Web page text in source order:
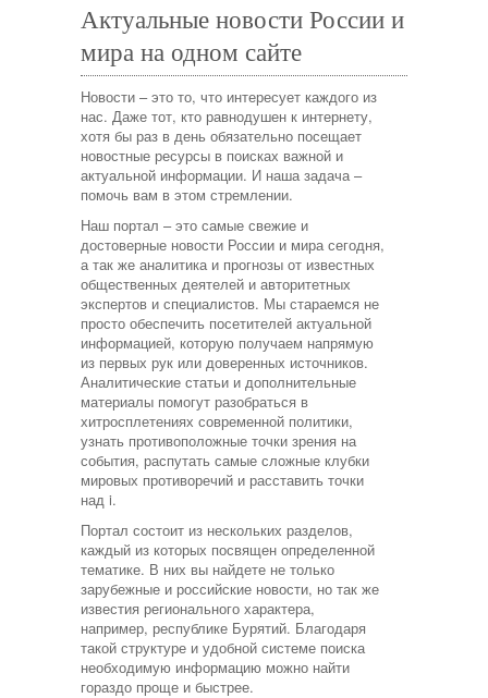
Актуальные новости России и
мира на одном сайте
Новости – это то, что интересует каждого из
нас. Даже тот, кто равнодушен к интернету,
хотя бы раз в день обязательно посещает
новостные ресурсы в поисках важной и
актуальной информации. И наша задача –
помочь вам в этом стремлении.
Наш портал – это самые свежие и
достоверные новости России и мира сегодня,
а так же аналитика и прогнозы от известных
общественных деятелей и авторитетных
экспертов и специалистов. Мы стараемся не
просто обеспечить посетителей актуальной
информацией, которую получаем напрямую
из первых рук или доверенных источников.
Аналитические статьи и дополнительные
материалы помогут разобраться в
хитросплетениях современной политики,
узнать противоположные точки зрения на
события, распутать самые сложные клубки
мировых противоречий и расставить точки
над i.
Портал состоит из нескольких разделов,
каждый из которых посвящен определенной
тематике. В них вы найдете не только
зарубежные и российские новости, но так же
известия регионального характера,
например, республике Бурятий. Благодаря
такой структуре и удобной системе поиска
необходимую информацию можно найти
гораздо проще и быстрее.